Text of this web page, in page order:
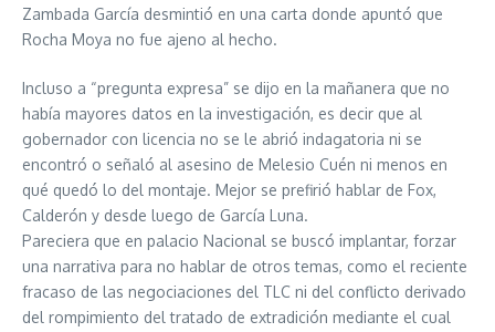
Zambada García desmintió en una carta donde apuntó que
Rocha Moya no fue ajeno al hecho.
Incluso a “pregunta expresa” se dijo en la mañanera que no
había mayores datos en la investigación, es decir que al
gobernador con licencia no se le abrió indagatoria ni se
encontró o señaló al asesino de Melesio Cuén ni menos en
qué quedó lo del montaje. Mejor se prefirió hablar de Fox,
Calderón y desde luego de García Luna.
Pareciera que en palacio Nacional se buscó implantar, forzar
una narrativa para no hablar de otros temas, como el reciente
fracaso de las negociaciones del TLC ni del conflicto derivado
del rompimiento del tratado de extradición mediante el cual